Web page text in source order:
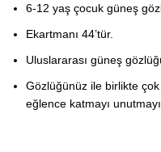
6-12 yaş çocuk güneş
Ekartmanı 44’tür.
Uluslararası güneş
Gözlüğünüz ile birlikte
eğlence katmayı